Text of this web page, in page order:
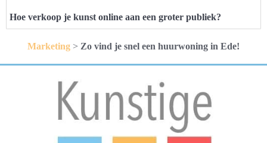
Hoe verkoop je kunst online aan een groter publiek?
Marketing > Zo vind je snel een huurwoning in Ede!